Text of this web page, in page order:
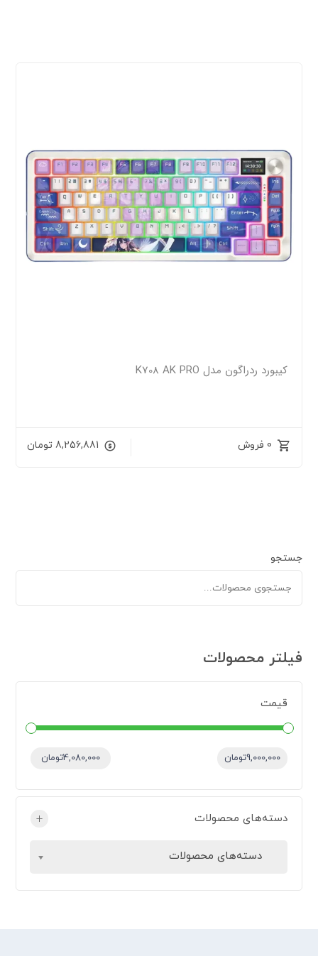
کیبورد ردراگون مدل K708 AK PRO
0 فروش 8,256,881 تومان
جستجو
فیلتر محصولات
قیمت
قیمت:4,080,000تومان 9,000,000تومان
دسته‌های محصولات +
دسته‌های محصولات